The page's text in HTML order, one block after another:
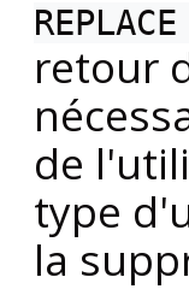
retour
de
type
la